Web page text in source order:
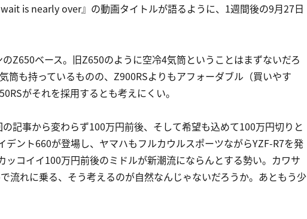
is nearly over』の動画タイトルが語るように、1週間後の9月27日
Z650ベース。旧Z650のように空冷4気筒ということはまずないだろ
筒も持っているものの、Z900RSよりもアフォーダブル（買いやす
がそれを採用するとも考えにくい。
記事から変わらず100万円前後、そして希望も込めて100万円切りと
デント660が登場し、ヤマハもフルカウルスポーツながらYZF-R7を発
ッコイイ100万円前後のミドルが新潮流にならんとする勢い。カワサ
流れに乗る、そう考えるのが自然なんじゃないだろうか。あともう少